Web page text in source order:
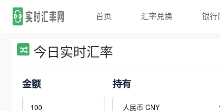
首页 汇率兑换 银行
今日实时汇率
金额 持有